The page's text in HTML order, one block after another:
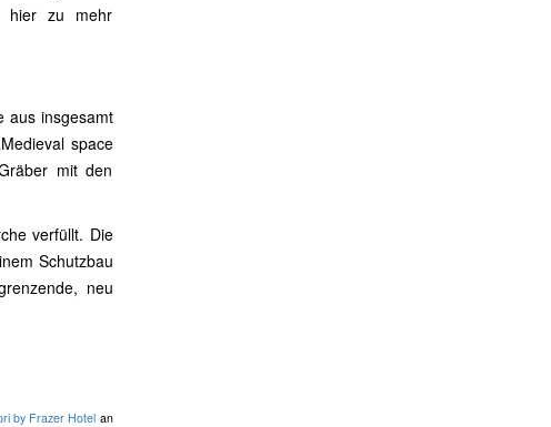
hier zu mehr
aus insgesamt
space
mit den
verfüllt. Die
Schutzbau
neu
by Frazer Hotel an